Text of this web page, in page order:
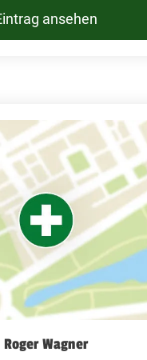
ansehen
Roger Wagner